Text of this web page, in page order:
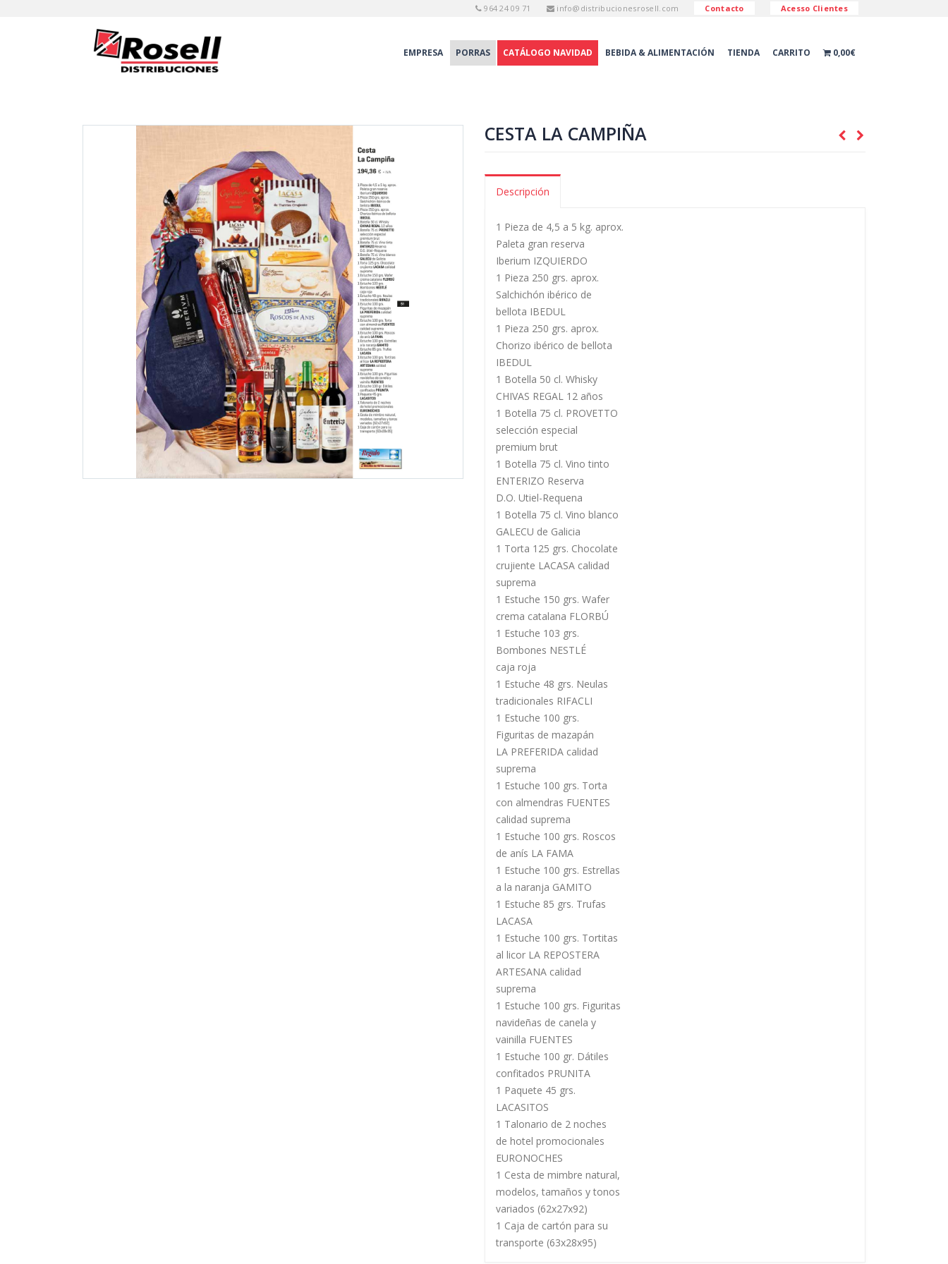
964 24 09 71 info@distribucionesrosell.com Contacto Acesso Clientes
EMPRESA PORRAS CATÁLOGO NAVIDAD BEBIDA & ALIMENTACIÓN TIENDA CARRITO 0,00€
CESTA LA CAMPIÑA
Descripción
1 Pieza de 4,5 a 5 kg. aprox.
Paleta gran reserva
Iberium IZQUIERDO
1 Pieza 250 grs. aprox.
Salchichón ibérico de
bellota IBEDUL
1 Pieza 250 grs. aprox.
Chorizo ibérico de bellota
IBEDUL
1 Botella 50 cl. Whisky
CHIVAS REGAL 12 años
1 Botella 75 cl. PROVETTO
selección especial
premium brut
1 Botella 75 cl. Vino tinto
ENTERIZO Reserva
D.O. Utiel-Requena
1 Botella 75 cl. Vino blanco
GALECU de Galicia
1 Torta 125 grs. Chocolate
crujiente LACASA calidad
suprema
1 Estuche 150 grs. Wafer
crema catalana FLORBÚ
1 Estuche 103 grs.
Bombones NESTLÉ
caja roja
1 Estuche 48 grs. Neulas
tradicionales RIFACLI
1 Estuche 100 grs.
Figuritas de mazapán
LA PREFERIDA calidad
suprema
1 Estuche 100 grs. Torta
con almendras FUENTES
calidad suprema
1 Estuche 100 grs. Roscos
de anís LA FAMA
1 Estuche 100 grs. Estrellas
a la naranja GAMITO
1 Estuche 85 grs. Trufas
LACASA
1 Estuche 100 grs. Tortitas
al licor LA REPOSTERA
ARTESANA calidad
suprema
1 Estuche 100 grs. Figuritas
navideñas de canela y
vainilla FUENTES
1 Estuche 100 gr. Dátiles
confitados PRUNITA
1 Paquete 45 grs.
LACASITOS
1 Talonario de 2 noches
de hotel promocionales
EURONOCHES
1 Cesta de mimbre natural,
modelos, tamaños y tonos
variados (62x27x92)
1 Caja de cartón para su
transporte (63x28x95)